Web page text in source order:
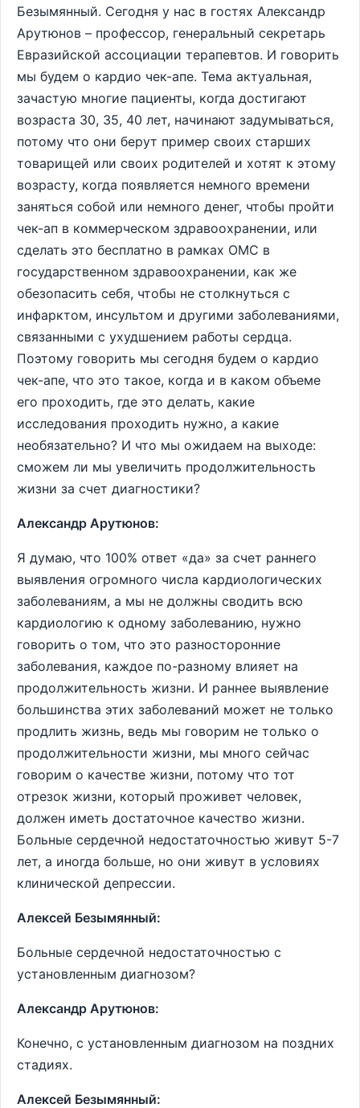
Безымянный. Сегодня у нас в гостях Александр
Арутюнов – профессор, генеральный секретарь
Евразийской ассоциации терапевтов. И говорить
мы будем о кардио чек-апе. Тема актуальная,
зачастую многие пациенты, когда достигают
возраста 30, 35, 40 лет, начинают задумываться,
потому что они берут пример своих старших
товарищей или своих родителей и хотят к этому
возрасту, когда появляется немного времени
заняться собой или немного денег, чтобы пройти
чек-ап в коммерческом здравоохранении, или
сделать это бесплатно в рамках ОМС в
государственном здравоохранении, как же
обезопасить себя, чтобы не столкнуться с
инфарктом, инсультом и другими заболеваниями,
связанными с ухудшением работы сердца.
Поэтому говорить мы сегодня будем о кардио
чек-апе, что это такое, когда и в каком объеме
его проходить, где это делать, какие
исследования проходить нужно, а какие
необязательно? И что мы ожидаем на выходе:
сможем ли мы увеличить продолжительность
жизни за счет диагностики?
Александр Арутюнов:
Я думаю, что 100% ответ «да» за счет раннего
выявления огромного числа кардиологических
заболеваниям, а мы не должны сводить всю
кардиологию к одному заболеванию, нужно
говорить о том, что это разносторонние
заболевания, каждое по-разному влияет на
продолжительность жизни. И раннее выявление
большинства этих заболеваний может не только
продлить жизнь, ведь мы говорим не только о
продолжительности жизни, мы много сейчас
говорим о качестве жизни, потому что тот
отрезок жизни, который проживет человек,
должен иметь достаточное качество жизни.
Больные сердечной недостаточностью живут 5-7
лет, а иногда больше, но они живут в условиях
клинической депрессии.
Алексей Безымянный:
Больные сердечной недостаточностью с
установленным диагнозом?
Александр Арутюнов:
Конечно, с установленным диагнозом на поздних
стадиях.
Алексей Безымянный: